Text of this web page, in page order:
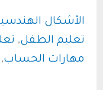
الأطفال
والأشكال..
الأشكال
تعليم الطفل,
مهارات الحساب,